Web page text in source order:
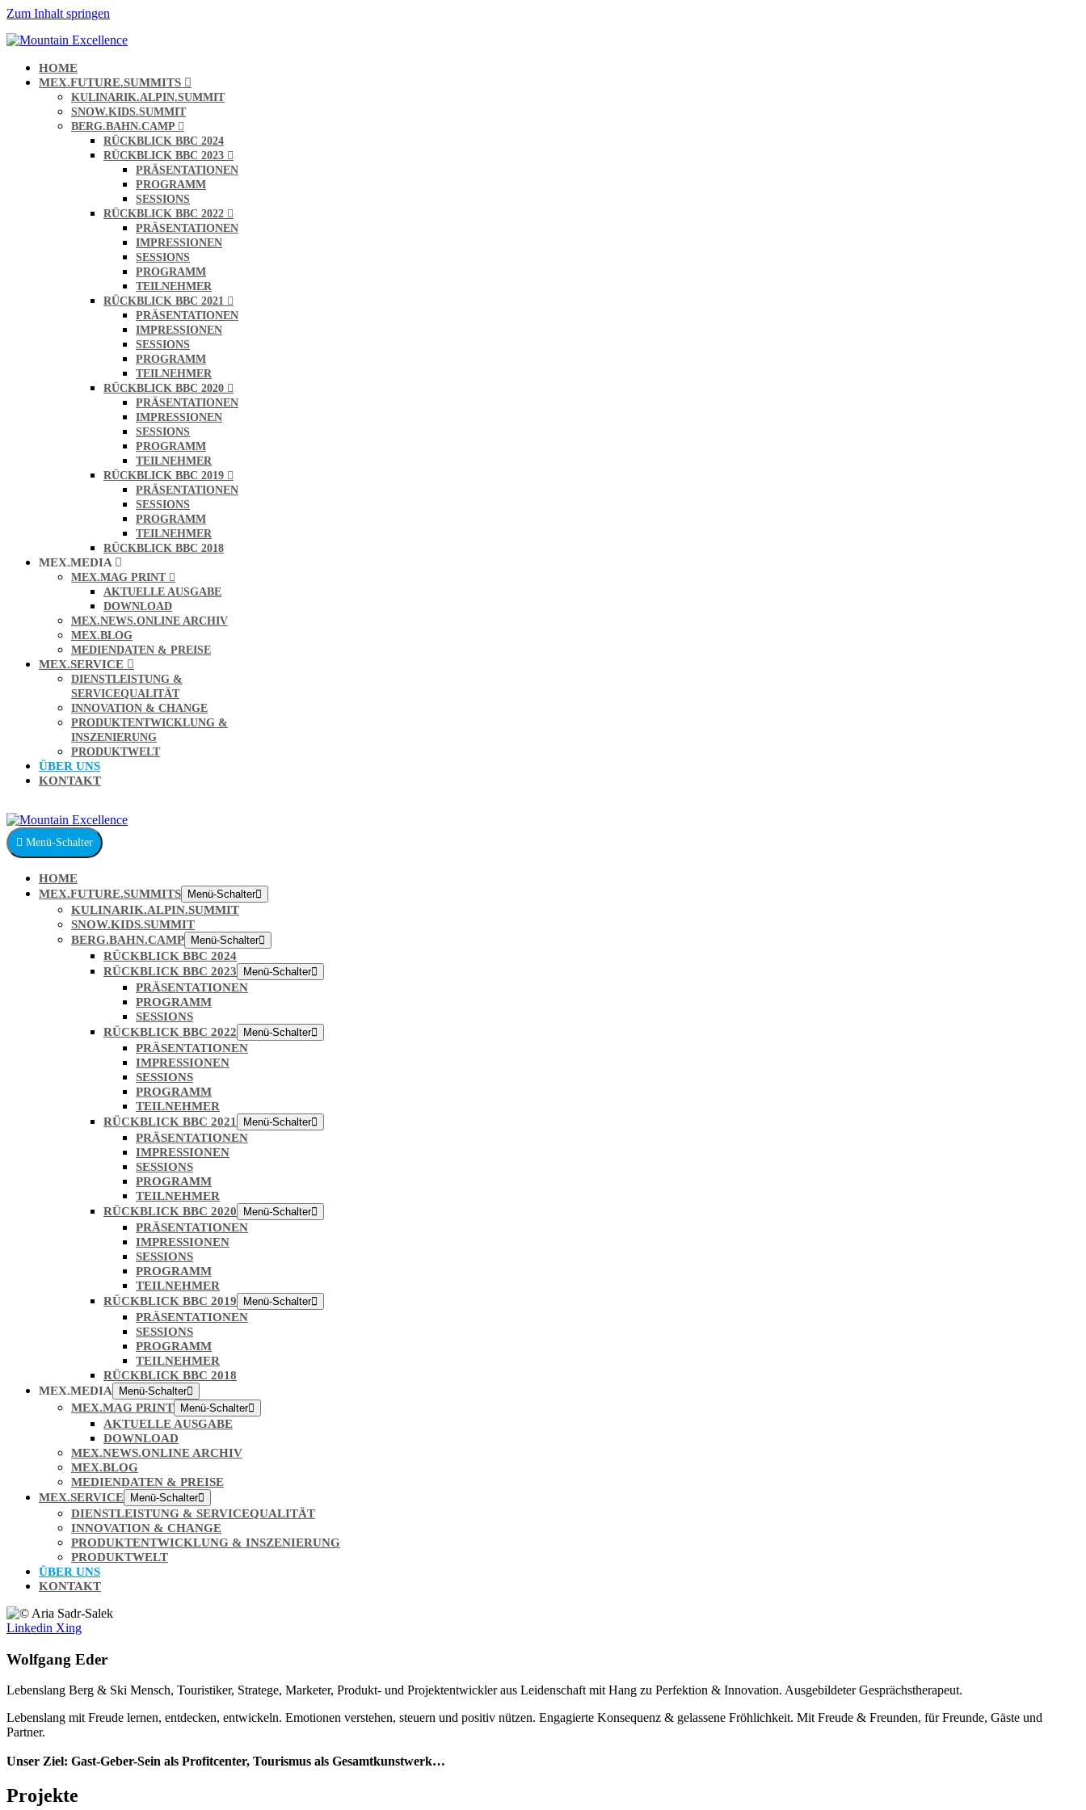
Zum Inhalt springen
HOME
MEX.FUTURE.SUMMITS
KULINARIK.ALPIN.SUMMIT
SNOW.KIDS.SUMMIT
BERG.BAHN.CAMP
RÜCKBLICK BBC 2024
RÜCKBLICK BBC 2023
PRÄSENTATIONEN
PROGRAMM
SESSIONS
RÜCKBLICK BBC 2022
PRÄSENTATIONEN
IMPRESSIONEN
SESSIONS
PROGRAMM
TEILNEHMER
RÜCKBLICK BBC 2021
PRÄSENTATIONEN
IMPRESSIONEN
SESSIONS
PROGRAMM
TEILNEHMER
RÜCKBLICK BBC 2020
PRÄSENTATIONEN
IMPRESSIONEN
SESSIONS
PROGRAMM
TEILNEHMER
RÜCKBLICK BBC 2019
PRÄSENTATIONEN
SESSIONS
PROGRAMM
TEILNEHMER
RÜCKBLICK BBC 2018
MEX.MEDIA
MEX.MAG PRINT
AKTUELLE AUSGABE
DOWNLOAD
MEX.NEWS.ONLINE ARCHIV
MEX.BLOG
MEDIENDATEN & PREISE
MEX.SERVICE
DIENSTLEISTUNG &
SERVICEQUALITÄT
INNOVATION & CHANGE
PRODUKTENTWICKLUNG &
INSZENIERUNG
PRODUKTWELT
ÜBER UNS
KONTAKT
Menü-Schalter
HOME
MEX.FUTURE.SUMMITS
Menü-Schalter
KULINARIK.ALPIN.SUMMIT
SNOW.KIDS.SUMMIT
BERG.BAHN.CAMP
Menü-Schalter
RÜCKBLICK BBC 2024
RÜCKBLICK BBC 2023
Menü-Schalter
PRÄSENTATIONEN
PROGRAMM
SESSIONS
RÜCKBLICK BBC 2022
Menü-Schalter
PRÄSENTATIONEN
IMPRESSIONEN
SESSIONS
PROGRAMM
TEILNEHMER
RÜCKBLICK BBC 2021
Menü-Schalter
PRÄSENTATIONEN
IMPRESSIONEN
SESSIONS
PROGRAMM
TEILNEHMER
RÜCKBLICK BBC 2020
Menü-Schalter
PRÄSENTATIONEN
IMPRESSIONEN
SESSIONS
PROGRAMM
TEILNEHMER
RÜCKBLICK BBC 2019
Menü-Schalter
PRÄSENTATIONEN
SESSIONS
PROGRAMM
TEILNEHMER
RÜCKBLICK BBC 2018
MEX.MEDIA
Menü-Schalter
MEX.MAG PRINT Menü-Schalter
AKTUELLE AUSGABE
DOWNLOAD
MEX.NEWS.ONLINE ARCHIV
MEX.BLOG
MEDIENDATEN & PREISE
MEX.SERVICE
Menü-Schalter
DIENSTLEISTUNG & SERVICEQUALITÄT
INNOVATION & CHANGE
PRODUKTENTWICKLUNG & INSZENIERUNG
PRODUKTWELT
ÜBER UNS
KONTAKT
Linkedin Xing
Wolfgang Eder
Lebenslang Berg & Ski Mensch, Touristiker, Stratege, Marketer, Produkt- und Projektentwickler aus Leidenschaft mit Hang zu Perfektion & Innovation. Ausgebildeter Gesprächstherapeut.
Lebenslang mit Freude lernen, entdecken, entwickeln. Emotionen verstehen, steuern und positiv nützen. Engagierte Konsequenz & gelassene Fröhlichkeit. Mit Freude & Freunden, für Freunde, Gäste und
Partner.
Unser Ziel: Gast-Geber-Sein als Profitcenter, Tourismus als Gesamtkunstwerk…
Projekte